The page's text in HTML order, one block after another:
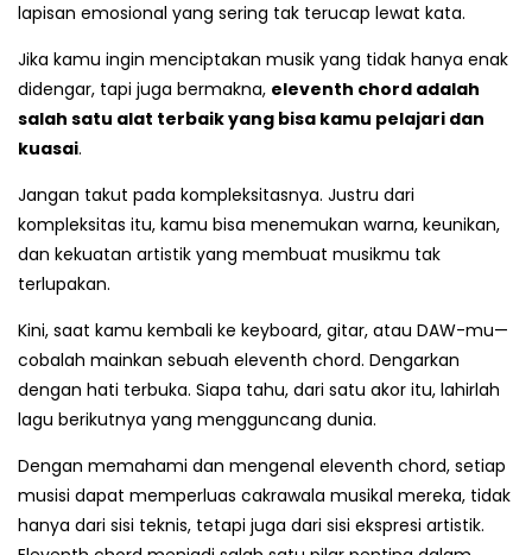
lapisan emosional yang sering tak terucap lewat kata.
Jika kamu ingin menciptakan musik yang tidak hanya enak
didengar, tapi juga bermakna, eleventh chord adalah
salah satu alat terbaik yang bisa kamu pelajari dan
kuasai.
Jangan takut pada kompleksitasnya. Justru dari
kompleksitas itu, kamu bisa menemukan warna, keunikan,
dan kekuatan artistik yang membuat musikmu tak
terlupakan.
Kini, saat kamu kembali ke keyboard, gitar, atau DAW-mu—
cobalah mainkan sebuah eleventh chord. Dengarkan
dengan hati terbuka. Siapa tahu, dari satu akor itu, lahirlah
lagu berikutnya yang mengguncang dunia.
Dengan memahami dan mengenal eleventh chord, setiap
musisi dapat memperluas cakrawala musikal mereka, tidak
hanya dari sisi teknis, tetapi juga dari sisi ekspresi artistik.